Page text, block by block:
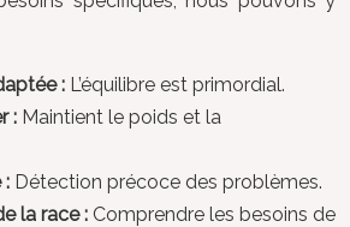
: L’équilibre est primordial.
: Maintient le poids et la
: Détection précoce des problèmes.
la race : Comprendre les besoins de